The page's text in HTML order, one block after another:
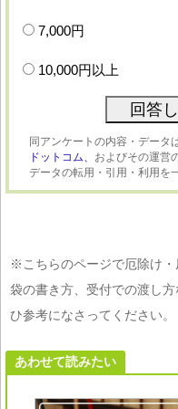
7,000円
10,000円以上
同アンケートの内容・データ
ドットコム、 およびその運営
データの転用・引用・利用を
※こちらのページで厄除け
袋の書き方、受付での渡し
ひ参考になさってください。
あわせて読みたい